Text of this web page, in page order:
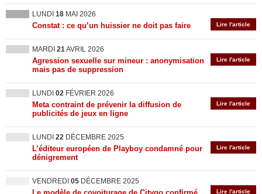
LUNDI 18 MAI 2026
Lire l'article
Constat : ce qu’un huissier ne doit pas faire
MARDI 21AVRIL 2026
Lire l'article
Agression sexuelle sur mineur : anonymisation
mais pas de suppression
LUNDI 02 FÉVRIER 2026
Lire l'article
Meta contraint de prévenir la diffusion de
publicités de jeux en ligne
LUNDI 22 DÉCEMBRE 2025
Lire l'article
L’éditeur européen de Playboy condamné pour
dénigrement
VENDREDI 05 DÉCEMBRE 2025
Lire l'article